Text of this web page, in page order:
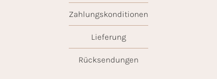
Zahlungskonditionen
Lieferung
Rücksendungen